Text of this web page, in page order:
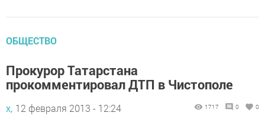
ОБЩЕСТВО
Прокурор Татарстана
прокомментировал ДТП в Чистополе
х, 12 февраля 2013 - 12:24 1717 0 0